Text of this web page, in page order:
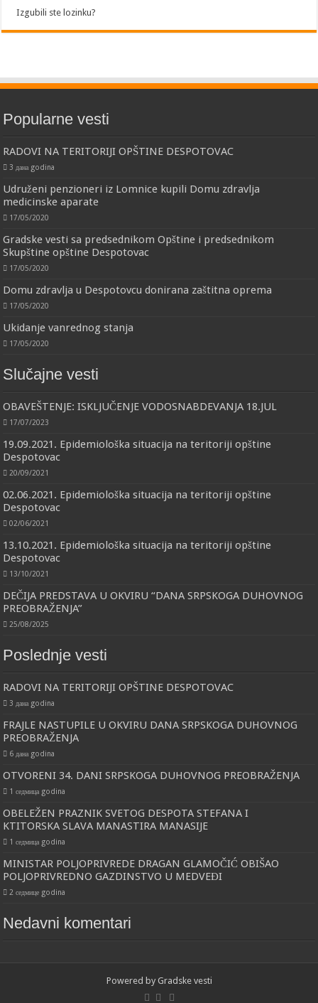
Izgubili ste lozinku?
Popularne vesti
RADOVI NA TERITORIJI OPŠTINE DESPOTOVAC
3 дана godina
Udruženi penzioneri iz Lomnice kupili Domu zdravlja
medicinske aparate
17/05/2020
Gradske vesti sa predsednikom Opštine i predsednikom
Skupštine opštine Despotovac
17/05/2020
Domu zdravlja u Despotovcu donirana zaštitna oprema
17/05/2020
Ukidanje vanrednog stanja
17/05/2020
Slučajne vesti
OBAVEŠTENJE: ISKLJUČENJE VODOSNABDEVANJA 18.JUL
17/07/2023
19.09.2021. Epidemiološka situacija na teritoriji opštine
Despotovac
20/09/2021
02.06.2021. Epidemiološka situacija na teritoriji opštine
Despotovac
02/06/2021
13.10.2021. Epidemiološka situacija na teritoriji opštine
Despotovac
13/10/2021
DEČIJA PREDSTAVA U OKVIRU “DANA SRPSKOGA DUHOVNOG
PREOBRAŽENJA”
25/08/2025
Poslednje vesti
RADOVI NA TERITORIJI OPŠTINE DESPOTOVAC
3 дана godina
FRAJLE NASTUPILE U OKVIRU DANA SRPSKOGA DUHOVNOG
PREOBRAŽENJA
6 дана godina
OTVORENI 34. DANI SRPSKOGA DUHOVNOG PREOBRAŽENJA
1 седмица godina
OBELEŽEN PRAZNIK SVETOG DESPOTA STEFANA I
KTITORSKA SLAVA MANASTIRA MANASIJE
1 седмица godina
MINISTAR POLJOPRIVREDE DRAGAN GLAMOČIĆ OBIŠAO
POLJOPRIVREDNO GAZDINSTVO U MEDVEĐI
2 седмице godina
Nedavni komentari
Powered by Gradske vesti